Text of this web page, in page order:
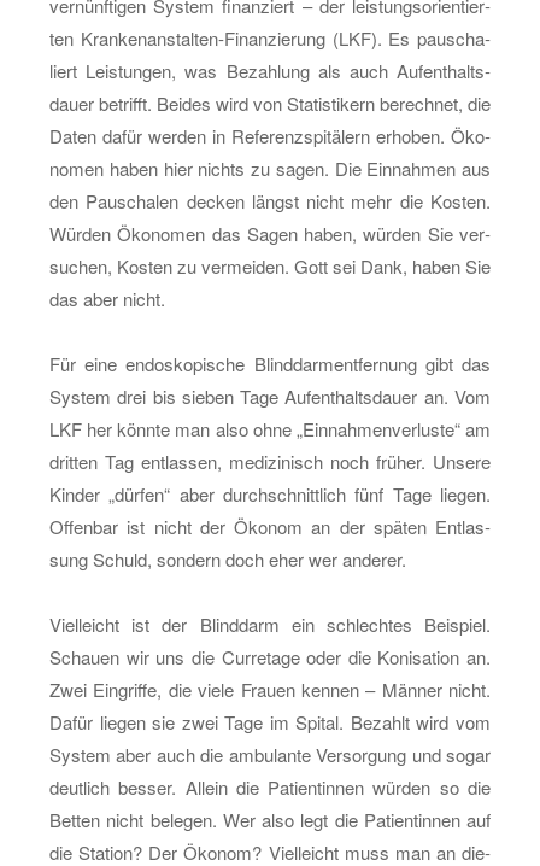
ten Kran­ken­an­stal­ten-Fi­nan­zie­rung (LKF). Es pau­scha­
liert Leis­tun­gen, was Be­zah­lung als auch Auf­ent­halts­
dau­er be­trifft. Bei­des wird von Sta­tis­ti­kern be­rech­net, die
Daten dafür wer­den in Re­fe­renz­spi­tä­lern er­ho­ben. Öko­
no­men haben hier nichts zu sagen. Die Ein­nah­men aus
den Pau­scha­len de­cken längst nicht mehr die Kos­ten.
Wür­den Öko­no­men das Sagen haben, wür­den Sie ver­
su­chen, Kos­ten zu ver­mei­den. Gott sei Dank, haben Sie
das aber nicht.
Für eine en­do­sko­pi­sche Blind­darment­fer­nung gibt das
Sys­tem drei bis sie­ben Tage Auf­ent­halts­dau­er an. Vom
LKF her könn­te man also ohne „Ein­nah­men­ver­lus­te“ am
drit­ten Tag ent­las­sen, me­di­zi­nisch noch frü­her. Un­se­re
Kin­der „dür­fen“ aber durch­schnitt­lich fünf Tage lie­gen.
Of­fen­bar ist nicht der Öko­nom an der spä­ten Ent­las­
sung Schuld, son­dern doch eher wer an­de­rer.
Viel­leicht ist der Blind­darm ein schlech­tes Bei­spiel.
Schau­en wir uns die Cur­re­ta­ge oder die Ko­ni­sa­ti­on an.
Zwei Ein­grif­fe, die viele Frau­en ken­nen – Män­ner nicht.
Dafür lie­gen sie zwei Tage im Spi­tal. Be­zahlt wird vom
Sys­tem aber auch die am­bu­lan­te Ver­sor­gung und sogar
deut­lich bes­ser. Al­lein die Pa­ti­en­tin­nen wür­den so die
Bet­ten nicht be­le­gen. Wer also legt die Pa­ti­en­tin­nen auf
die Sta­ti­on? Der Öko­nom? Viel­leicht muss man an die­